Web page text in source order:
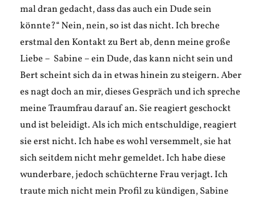
mal dran gedacht, dass das auch ein Dude sein
könnte?“ Nein, nein, so ist das nicht. Ich breche
erstmal den Kontakt zu Bert ab, denn meine große
Liebe – Sabine – ein Dude, das kann nicht sein und
Bert scheint sich da in etwas hinein zu steigern. Aber
es nagt doch an mir, dieses Gespräch und ich spreche
meine Traumfrau darauf an. Sie reagiert geschockt
und ist beleidigt. Als ich mich entschuldige, reagiert
sie erst nicht. Ich habe es wohl versemmelt, sie hat
sich seitdem nicht mehr gemeldet. Ich habe diese
wunderbare, jedoch schüchterne Frau verjagt. Ich
traute mich nicht mein Profil zu kündigen, Sabine